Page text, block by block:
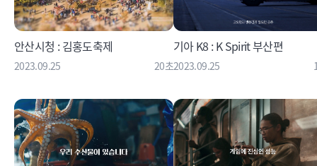
안산시청 : 김홍도축제
2023.09.25 20초
기아 K8 : K Spirit 부산편
2023.09.25